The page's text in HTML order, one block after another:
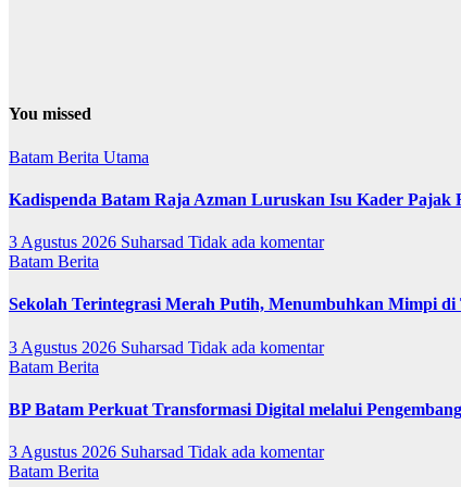
You missed
Batam Berita Utama
Kadispenda Batam Raja Azman Luruskan Isu Kader Pajak
3 Agustus 2026 Suharsad Tidak ada komentar
Batam Berita
Sekolah Terintegrasi Merah Putih, Menumbuhkan Mimpi di
3 Agustus 2026 Suharsad Tidak ada komentar
Batam Berita
BP Batam Perkuat Transformasi Digital melalui
3 Agustus 2026 Suharsad Tidak ada komentar
Batam Berita